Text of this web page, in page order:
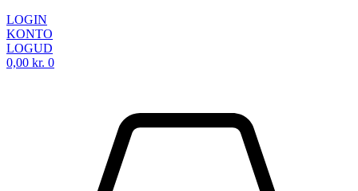
LOGIN
KONTO
LOGUD
0,00 kr. 0